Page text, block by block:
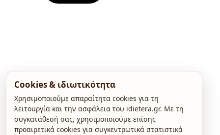
Cookies & ιδιωτικότητα
Χρησιμοποιούμε απαραίτητα cookies για τη
λειτουργία και την ασφάλεια του idietera.gr. Με τη
συγκατάθεσή σας, χρησιμοποιούμε επίσης
προαιρετικά cookies για συγκεντρωτικά στατιστικά